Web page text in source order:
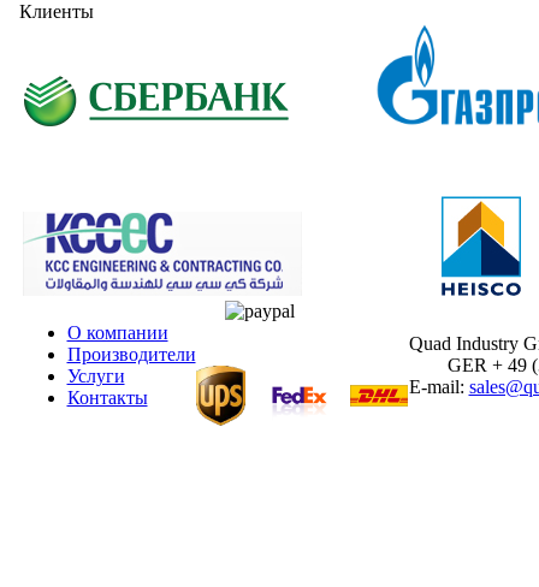
Клиенты
О компании
Производители
Услуги
Контакты
Quad Industry
GER + 49
E-mail: